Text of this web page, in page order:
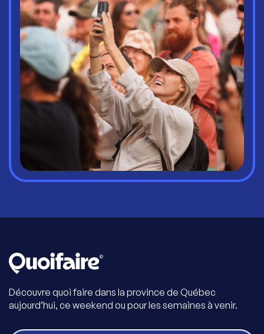
Découvre quoi faire dans la province de Québec
aujourd’hui, ce weekend ou pour les semaines à venir.